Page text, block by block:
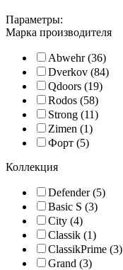
Параметры:
Марка производителя
Abwehr (36)
Dverkov (84)
Qdoors (19)
Rodos (58)
Strong (11)
Zimen (1)
Форт (5)
Коллекция
Defender (5)
Basic S (3)
City (4)
Classik (1)
ClassikPrime (3)
Grand (3)